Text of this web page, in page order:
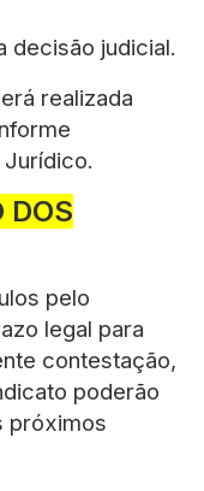
decisão judicial.
realizada
DOS
pelo
legal para
contestação,
poderão
próximos